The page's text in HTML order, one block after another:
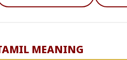
MEANING